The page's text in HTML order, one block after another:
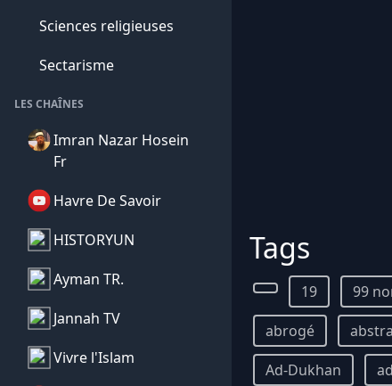
Sciences religieuses
Sectarisme
LES CHAÎNES
Imran Nazar Hosein
Fr
Havre De Savoir
HISTORYUN
Ayman TR.
Jannah TV
Vivre l'Islam
Tags
19 99
abrogé
Ad-Dukhan